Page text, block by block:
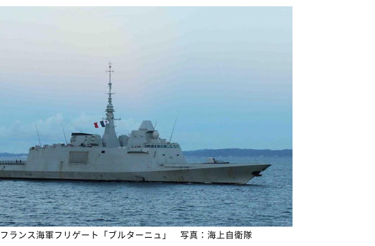
フランス海軍フリゲート「ブルターニュ」 写真：海上自衛隊